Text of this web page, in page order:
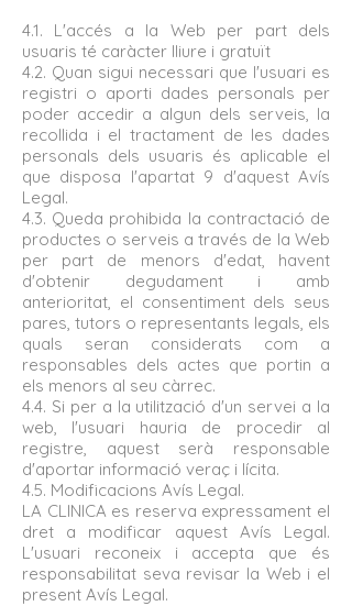
4.1. L'accés a la Web per part dels
usuaris té caràcter lliure i gratuït
4.2. Quan sigui necessari que l'usuari es
registri o aporti dades personals per
poder accedir a algun dels serveis, la
recollida i el tractament de les dades
personals dels usuaris és aplicable el
que disposa l'apartat 9 d'aquest Avís
Legal.
4.3. Queda prohibida la contractació de
productes o serveis a través de la Web
per part de menors d'edat, havent
d'obtenir degudament i amb
anterioritat, el consentiment dels seus
pares, tutors o representants legals, els
quals seran considerats com a
responsables dels actes que portin a
els menors al seu càrrec.
4.4. Si per a la utilització d'un servei a la
web, l'usuari hauria de procedir al
registre, aquest serà responsable
d'aportar informació veraç i lícita.
4.5. Modificacions Avís Legal.
LA CLINICA es reserva expressament el
dret a modificar aquest Avís Legal.
L'usuari reconeix i accepta que és
responsabilitat seva revisar la Web i el
present Avís Legal.